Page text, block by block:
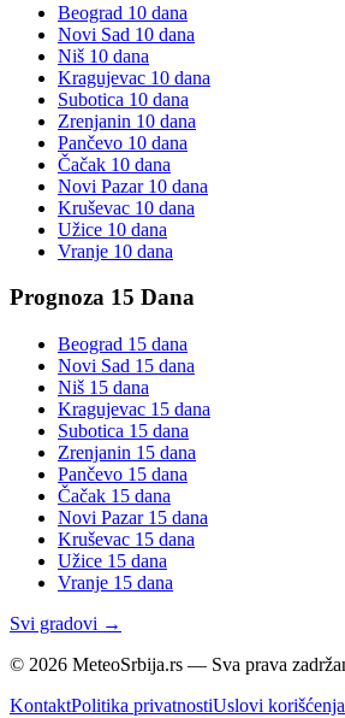
Beograd 10 dana
Novi Sad 10 dana
Niš 10 dana
Kragujevac 10 dana
Subotica 10 dana
Zrenjanin 10 dana
Pančevo 10 dana
Čačak 10 dana
Novi Pazar10 dana
Kruševac 10 dana
Užice 10 dana
Vranje 10 dana
Prognoza 15 Dana
Beograd 15 dana
Novi Sad 15 dana
Niš 15 dana
Kragujevac 15 dana
Subotica 15 dana
Zrenjanin 15 dana
Pančevo 15 dana
Čačak 15 dana
Novi Pazar15 dana
Kruševac 15 dana
Užice 15 dana
Vranje 15 dana
Svi gradovi →
© 2026 MeteoSrbija.rs — Sva prava
KontaktPolitika privatnostiUslovi korišćenja